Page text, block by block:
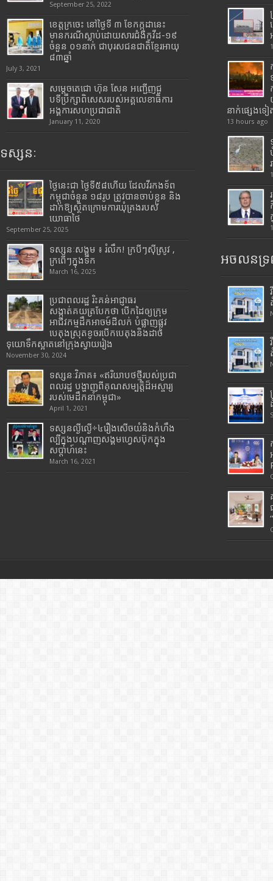
September 25, 2022
ខេត្តក្រចេះ នៅថ្ងៃទី ៣ ខែកក្កដានេះ
មានករណីស្លាប់ដោយសារជំងឺកូវីដ-១៩
ចំនួន ០១នាក់ ជាបុរសជនជាតិខ្មែរអាយុ
៨៣ឆ្នាំ
July 3, 2021
សម្តេចតេជោ ហ៊ុន សែន អញ្ជើញជួ
បទីប្រឹក្សាពិសេសរបស់អគ្គលេខាធិការ
អង្គការសហប្រជាជាតិ
January 11, 2020
ទស្សនៈ
ថ្ងៃនេះជា ថ្ងៃទី៥៨ហើយ ដែលវីរកងទ័ព
កម្ពុជាចំនួន ១៨រូប ត្រូវបានចាប់ខ្លួន និង
ដាក់ឱ្យស្ថិតក្រោមការឃុំគ្រងរបស់
យោធាថៃ
September 25, 2025
ទស្សនៈសង្គម ៖ រំលឹក! ក្របីៗស៊ីស្រូវ ,
ក្រពើៗក្នុងទឹក
March 16, 2025
ប្រជាពលរដ្ឋ រិះគន់អាជ្ញាធរ
សង្កាត់គយត្របែកថា បើកដៃឲ្យក្រុម
អាជីវកម្មដឹកអាចម៍ដីលក់ បំផ្លាញផ្លូវ
បេតុងស្រុតខូចរបើកបេតុងនិងដាច់
ទុយោទឹកស្អាតនៅក្រុងស្វាយរៀង
November 30, 2024
ទស្សនៈវិភាគ៖ «ឥរិយាបថថ្មីរបស់ប្រជា
ពលរដ្ឋ បង្ហាញពីគុណសម្បត្តិដ៏អស្ចារ្យ
របស់មេដឹកនាំកម្ពុជា»
April 1, 2021
ទស្សនល្ងីល្ងើ÷៤រឿងសើចយំនិងកំហឹង
ល្បីក្នុងបណ្តាញសង្គមហ្វេសប៊ុកក្នុង
សប្តាហ៍នេះ
March 16, 2021
នាក់ផ្សេងទ
13 hours ago
អចលនទ្រ